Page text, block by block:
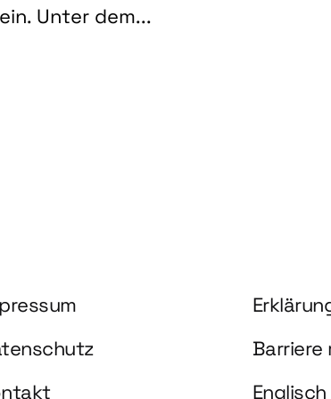
Unter dem...
"Schlüsseltechnologien für biobasierte
Information
Barriere
Englisch